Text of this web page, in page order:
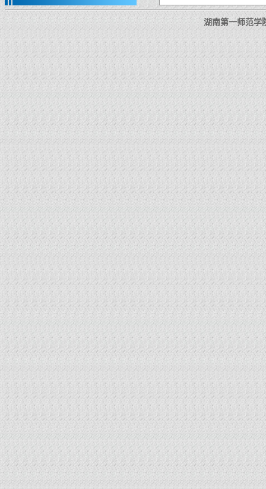
湖南第一师范